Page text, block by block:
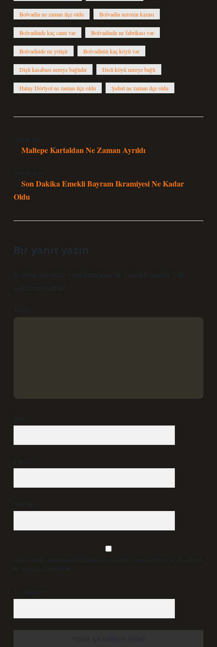
Bolvadin ne zaman ilçe oldu Bolvadin nerenin kazası
Bolvadinde kaç cami var Bolvadinde ne fabrikası var
Bolvadinde ne yetişir Bolvadinin kaç köyü var
Dişli kasabası nereye bağlıdır Disli köyü nereye bağlı
Hatay Dörtyol ne zaman ilçe oldu Şuhut ne zaman ilçe oldu
Önceki Yazı
Maltepe Kartaldan Ne Zaman Ayrıldı
Sonraki Yazı
Son Dakika Emekli Bayram Ikramiyesi Ne Kadar
Oldu
Bir yanıt yazın
E-posta adresiniz yayınlanmayacak. Gerekli alanlar
ile
işaretlenmişlerdir
Yorum
İsim*
E-Posta*
Web Sitesi
Daha sonraki yorumlarımda kullanılması için adım, e-posta adresim ve site adresim
bu tarayıcıya kaydedilsin.
5 + 3 kaçtır?